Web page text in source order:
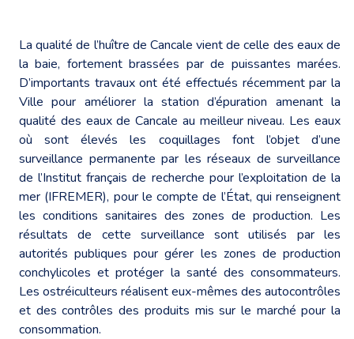
La qualité de l’huître de Cancale vient de celle des eaux de
la baie, fortement brassées par de puissantes marées.
D’importants travaux ont été effectués récemment par la
Ville pour améliorer la station d’épuration amenant la
qualité des eaux de Cancale au meilleur niveau. Les eaux
où sont élevés les coquillages font l’objet d’une
surveillance permanente par les réseaux de surveillance
de l’Institut français de recherche pour l’exploitation de la
mer (IFREMER), pour le compte de l’État, qui renseignent
les conditions sanitaires des zones de production. Les
résultats de cette surveillance sont utilisés par les
autorités publiques pour gérer les zones de production
conchylicoles et protéger la santé des consommateurs.
Les ostréiculteurs réalisent eux-mêmes des autocontrôles
et des contrôles des produits mis sur le marché pour la
consommation.